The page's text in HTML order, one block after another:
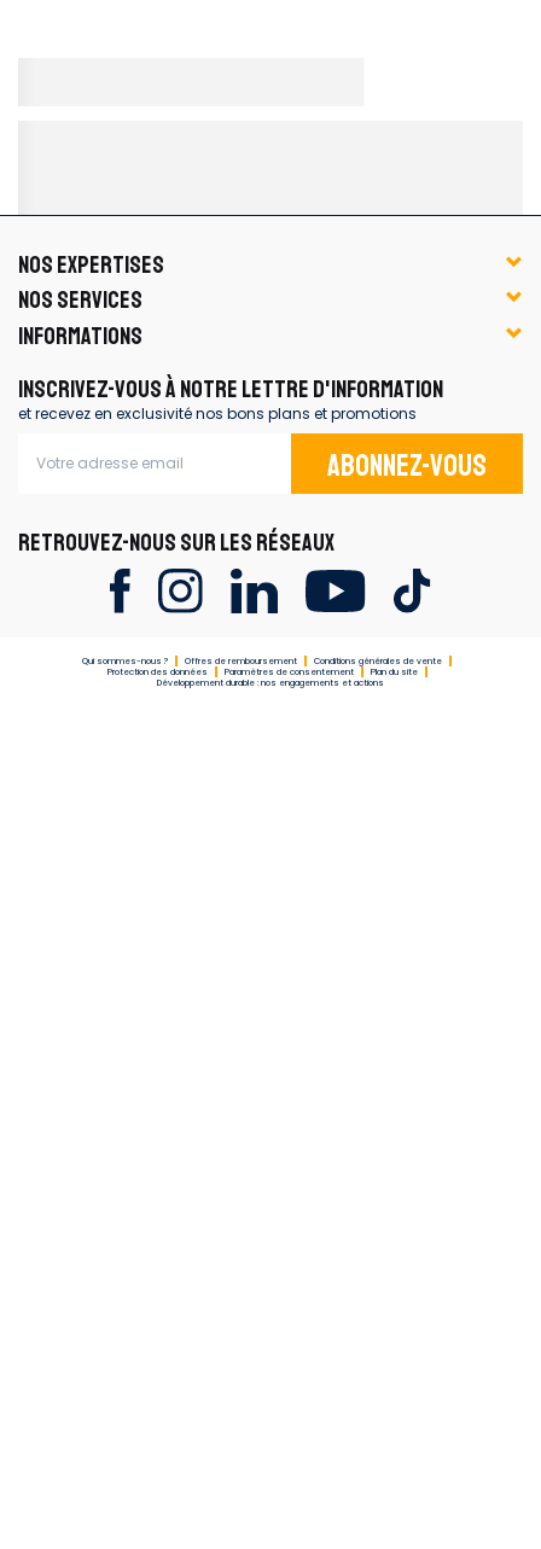
NOS EXPERTISES
NOS SERVICES
INFORMATIONS
INSCRIVEZ-VOUS À NOTRE LETTRE D'INFORMATION
et recevez en exclusivité nos bons plans et promotions
Abonnez-vous
RETROUVEZ-NOUS SUR LES RÉSEAUX
Qui sommes-nous ? Offres de remboursement
Conditions générales de vente
Protection des données
Paramètres de consentement
Plan du site
Développement durable : nos engagements et actions